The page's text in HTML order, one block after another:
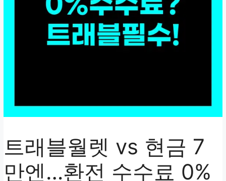
트래블월렛 vs 현금 7
만엔…환전 수수료 0%